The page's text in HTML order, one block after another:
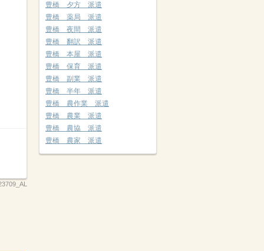
豊橋 夕方 派遣
豊橋 薬局 派遣
豊橋 夜間 派遣
豊橋 翻訳 派遣
豊橋 本屋 派遣
豊橋 保育 派遣
豊橋 副業 派遣
豊橋 半年 派遣
豊橋 農作業 派遣
豊橋 農業 派遣
豊橋 農協 派遣
豊橋 農家 派遣